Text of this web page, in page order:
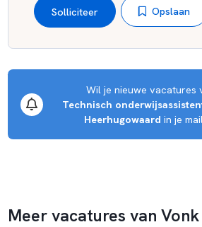
Solliciteer Opslaan
Wil je nieuwe vacatures
Technisch
Heerhugowaard in je
Meer vacatures van Vonk